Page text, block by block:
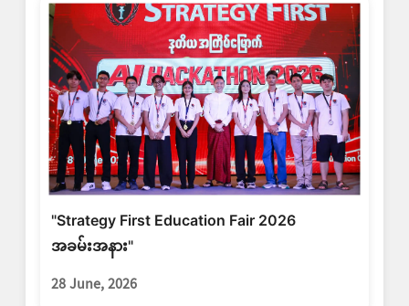
"Strategy First Education Fair 2026
အခမ်းအနား"
28 June, 2026